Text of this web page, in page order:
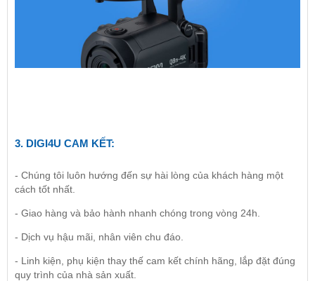
3. DIGI4U CAM KẾT:
- Chúng tôi luôn hướng đến sự hài lòng của khách hàng một
cách tốt nhất.
- Giao hàng và bảo hành nhanh chóng trong vòng 24h.
- Dịch vụ hậu mãi, nhân viên chu đáo.
- Linh kiện, phụ kiện thay thế cam kết chính hãng, lắp đặt đúng
quy trình của nhà sản xuất.